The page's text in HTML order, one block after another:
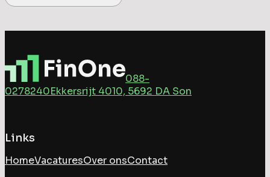
088-
0278240Ekkersrijt 4010, 5692 DA Son
Links
HomeVacaturesOver onsContact